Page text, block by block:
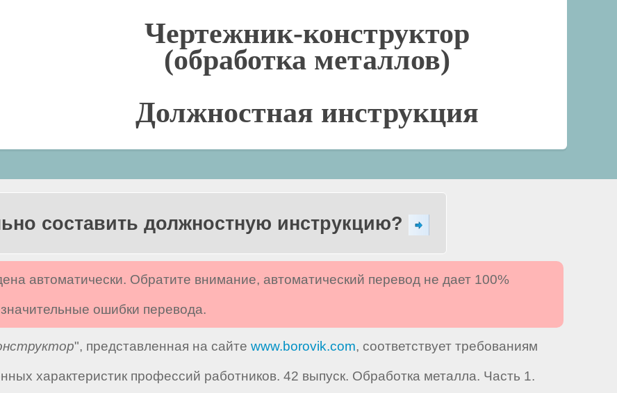
Чертежник-конструктор
(обработка металлов)
Должностная инструкция
составить должностную инструкцию?
автоматически. Обратите внимание, автоматический перевод не дает 100%
ошибки перевода.
", представленная на сайте www.borovik.com, соответствует требованиям
характеристик профессий работников. 42 выпуск. Обработка металла. Часть 1.